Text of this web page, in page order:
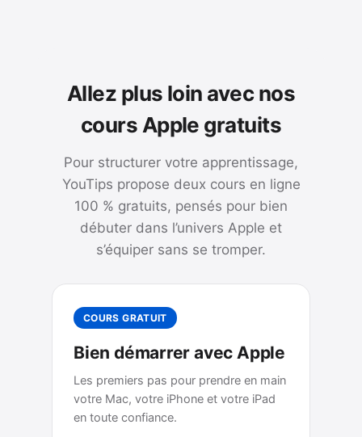
Allez plus loin avec nos
cours Apple gratuits
Pour structurer votre apprentissage,
YouTips propose deux cours en ligne
100 % gratuits, pensés pour bien
débuter dans l’univers Apple et
s’équiper sans se tromper.
COURS GRATUIT
Bien démarrer avec Apple
Les premiers pas pour prendre en main
votre Mac, votre iPhone et votre iPad
en toute confiance.